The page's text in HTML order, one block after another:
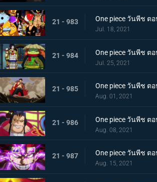
21 - 983
Jul. 18, 2021
21 - 984
Jul. 25, 2021
21 - 985
Aug. 01, 2021
21 - 986
Aug. 08, 2021
21 - 987
Aug. 15, 2021